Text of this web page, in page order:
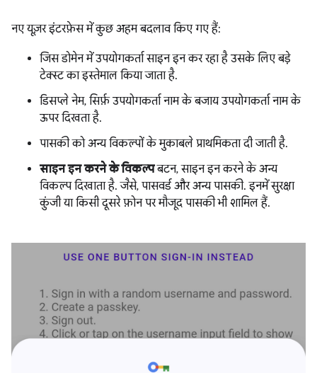
नए यूज़र इंटरफ़ेस में कुछ अहम बदलाव किए गए हैं:
जिस डोमेन में उपयोगकर्ता साइन इन कर रहा है उसके लिए बड़े
टेक्स्ट का इस्तेमाल किया जाता है.
डिसप्ले नेम, सिर्फ़ उपयोगकर्ता नाम के बजाय उपयोगकर्ता नाम के
ऊपर दिखता है.
पासकी को अन्य विकल्पों के मुकाबले प्राथमिकता दी जाती है.
साइन इन करने के विकल्पबटन, साइन इन करने के अन्य
विकल्प दिखाता है. जैसे, पासवर्ड और अन्य पासकी. इनमें सुरक्षा
कुंजी या किसी दूसरे फ़ोन पर मौजूद पासकी भी शामिल हैं.